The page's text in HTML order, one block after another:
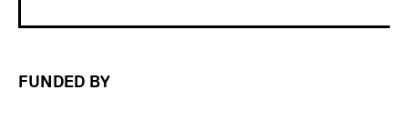
FUNDED BY